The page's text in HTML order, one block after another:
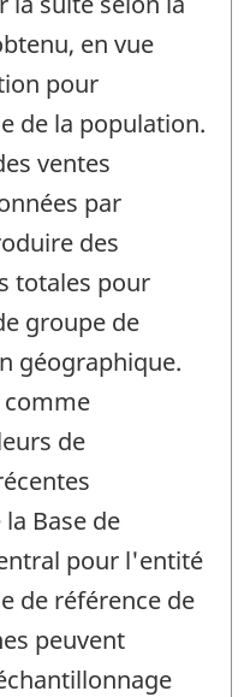
en vue
pour
de la population.
ventes
par
des
totales pour
groupe de
géographique.
de
Base de
pour l'entité
de référence de
peuvent